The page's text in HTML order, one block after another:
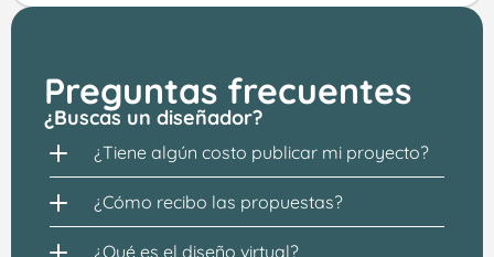
Preguntas frecuentes
¿Buscas un diseñador?
¿Tiene algún costo publicar mi proyecto?
¿Cómo recibo las propuestas?
¿Qué es el diseño virtual?